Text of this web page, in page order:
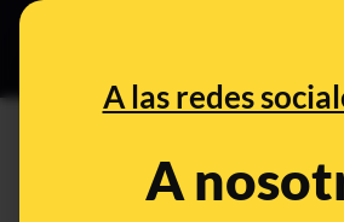
A las redes
A
No, DIA no